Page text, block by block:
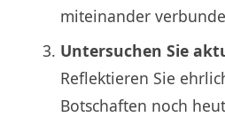
miteinander
Untersuchen Sie
Reflektieren Sie
Botschaften noch